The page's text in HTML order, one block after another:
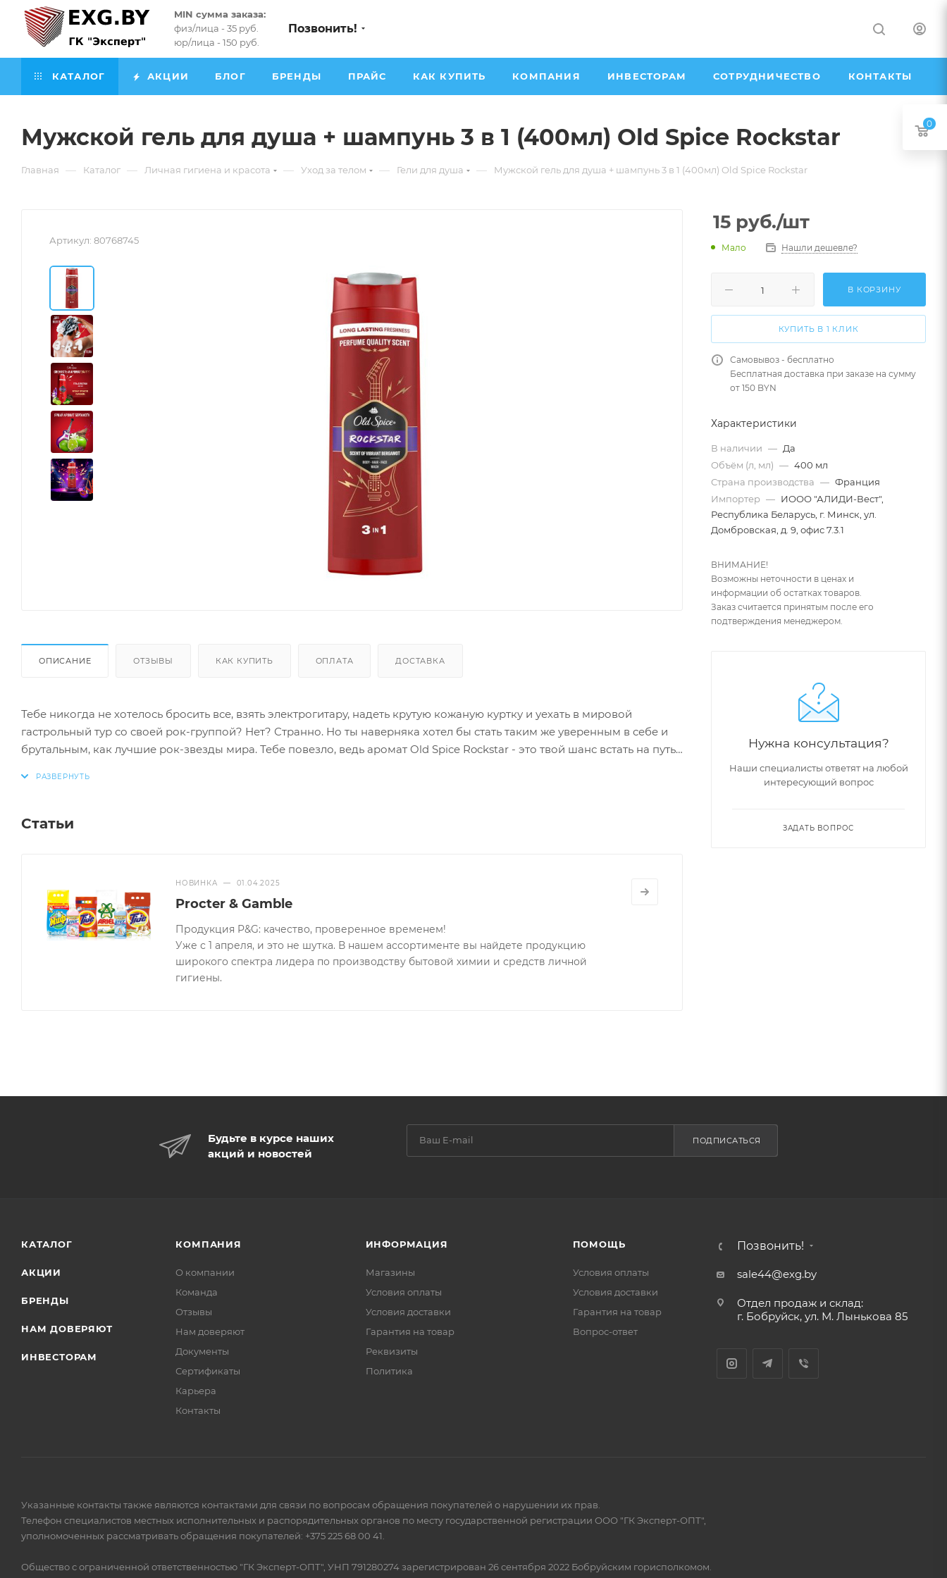
MIN сумма заказа:
физ/лица - 35 руб.
юр/лица - 150 руб.
Позвонить!
КАТАЛОГ АКЦИИ БЛОГ БРЕНДЫ ПРАЙС КАК КУПИТЬ КОМПАНИЯ ИНВЕСТОРАМ СОТРУДНИЧЕСТВО КОНТАКТЫ
Мужской гель для душа + шампунь 3 в 1 (400мл) Old Spice Rockstar
Главная — Каталог — Личная гигиена и красота — Уход за телом — Гели для душа — Мужской гель для душа + шампунь 3 в 1 (400мл) Old Spice Rockstar
Артикул: 80768745
ОПИСАНИЕ ОТЗЫВЫ КАК КУПИТЬ ОПЛАТА ДОСТАВКА
Тебе никогда не хотелось бросить все, взять электрогитару, надеть крутую кожаную куртку и уехать в мировой
гастрольный тур со своей рок-группой? Нет? Странно. Но ты наверняка хотел бы стать таким же уверенным в себе и
брутальным, как лучшие рок-звезды мира. Тебе повезло, ведь аромат Old Spice Rockstar - это твой шанс встать на путь
и вышибает неприятные запахи, оставляя твоей творческой натуре лишь аромат премиум-парфюма.
Статьи
НОВИНКА — 01.04.2025
Procter & Gamble
Продукция P&G: качество, проверенное временем!
Уже с 1 апреля, и это не шутка. В нашем ассортименте вы найдете продукцию
широкого спектра лидера по производству бытовой химии и средств личной
гигиены.
15 руб./шт
Мало Нашли дешевле?
В КОРЗИНУ
КУПИТЬ В 1 КЛИК
Самовывоз - бесплатно
Бесплатная доставка при заказе на сумму
от 150 BYN
Характеристики
В наличии — Да
Объём (л, мл) — 400 мл
Страна производства — Франция
Импортер — ИООО "АЛИДИ-Вест",
Республика Беларусь, г. Минск, ул.
Домбровская, д. 9, офис 7.3.1
ВНИМАНИЕ!
Возможны неточности в ценах и
информации об остатках товаров.
Заказ считается принятым после его
подтверждения менеджером.
Нужна консультация?
Наши специалисты ответят на любой
интересующий вопрос
ЗАДАТЬ ВОПРОС
Будьте в курсе наших
акций и новостей
ПОДПИСАТЬСЯ
КАТАЛОГ
АКЦИИ
БРЕНДЫ
НАМ ДОВЕРЯЮТ
ИНВЕСТОРАМ
КОМПАНИЯ
О компании
Команда
Отзывы
Нам доверяют
Документы
Сертификаты
Карьера
Контакты
ИНФОРМАЦИЯ
Магазины
Условия оплаты
Условия доставки
Гарантия на товар
Реквизиты
Политика
ПОМОЩЬ
Условия оплаты
Условия доставки
Гарантия на товар
Вопрос-ответ
Позвонить!
sale44@exg.by
Отдел продаж и склад:
г. Бобруйск, ул. М. Лынькова 85
Указанные контакты также являются контактами для связи по вопросам обращения покупателей о нарушении их прав.
Телефон специалистов местных исполнительных и распорядительных органов по месту государственной регистрации ООО "ГК Эксперт-ОПТ",
уполномоченных рассматривать обращения покупателей: +375 225 68 00 41.
Общество с ограниченной ответственностью "ГК Эксперт-ОПТ", УНП 791280274 зарегистрирован 26 сентября 2022 Бобруйским горисполкомом.
0